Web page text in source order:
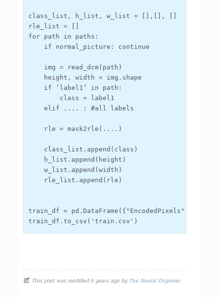
class_list, h_list, w_list = [],[], []
rle_list = []
for path in paths:
    if normal_picture: continue
    img = read_dcm(path)
    height, width = img.shape
    if ‘label1’ in path:
        class = label1
    elif .... : #all labels
    rle = mask2rle(....)
    class_list.append(class)
    h_list.append(height)
    w_list.append(width)
    rle_list.append(rle)
train_df = pd . DataFrame ({ "EncodedPixels"
train_df.to_csv('train.csv')
This post was modified 6 years ago by The Neural Engineer